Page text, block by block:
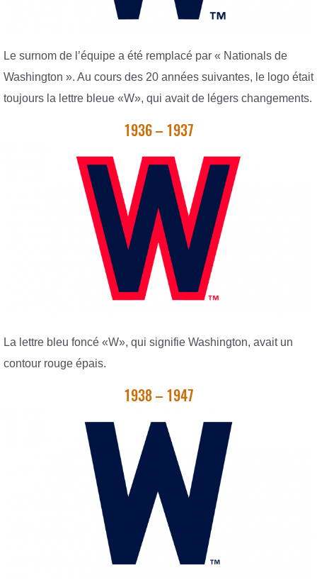
Le surnom de l’équipe a été remplacé par « Nationals de
Washington ». Au cours des 20 années suivantes, le logo était
toujours la lettre bleue «W», qui avait de légers changements.
1936 – 1937
La lettre bleu foncé «W», qui signifie Washington, avait un
contour rouge épais.
1938 – 1947